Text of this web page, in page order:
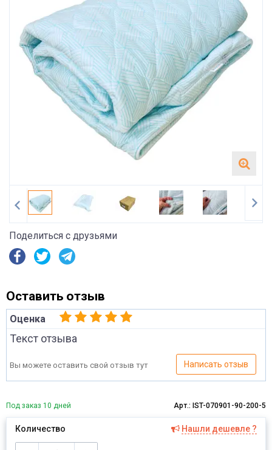
Поделиться с друзьями
Оставить отзыв
Оценка
Текст отзыва
Вы можете оставить свой отзыв тут Написать отзыв
Под заказ 10 дней Арт.: IST-070901-90-200-5
Количество Нашли дешевле ?